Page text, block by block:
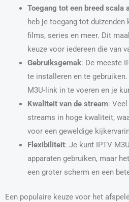
Toegang tot een breed scala
heb je toegang tot duizenden
films, series en meer. Dit
keuze voor iedereen die van
Gebruiksgemak: De meeste
te installeren en te
M3U-link in te voeren en je
Kwaliteit van de stream: Veel
streams in hoge kwaliteit,
voor een geweldige
Flexibiliteit: Je kunt IPTV
apparaten gebruiken, maar
een groter scherm en een
Een populaire keuze voor het